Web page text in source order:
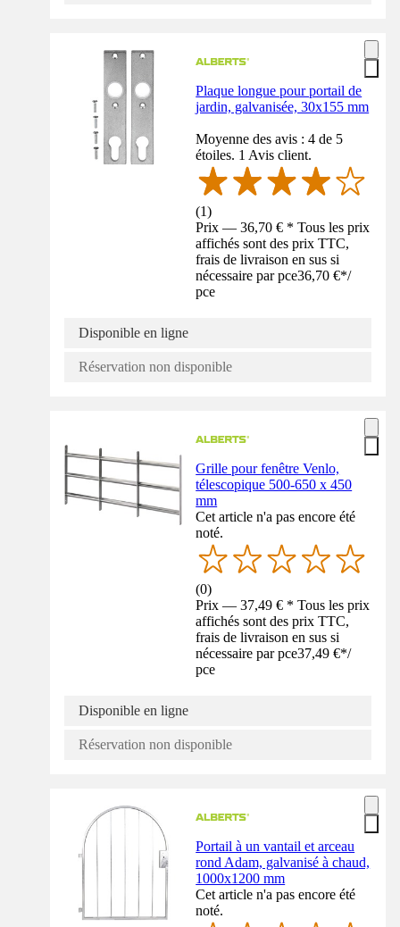
Plaque longue pour portail de
jardin, galvanisée, 30x155 mm
Moyenne des avis : 4 de 5
étoiles. 1 Avis client.
(1)
Prix — 36,70 € * Tous les prix
affichés sont des prix TTC,
frais de livraison en sus si
nécessaire par pce36,70 €*/
pce
Disponible en ligne
Réservation non disponible
Grille pour fenêtre Venlo,
télescopique 500-650 x 450
mm
Cet article n'a pas encore été
noté.
(0)
Prix — 37,49 € * Tous les prix
affichés sont des prix TTC,
frais de livraison en sus si
nécessaire par pce37,49 €*/
pce
Disponible en ligne
Réservation non disponible
Portail à un vantail et arceau
rond Adam, galvanisé à chaud,
1000x1200 mm
Cet article n'a pas encore été
noté.